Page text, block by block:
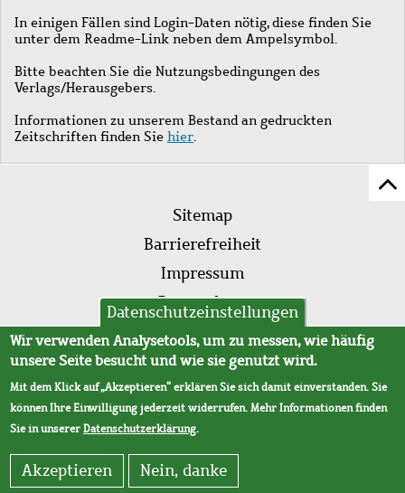
In einigen Fällen sind Login-Daten nötig, diese finden Sie
unter dem Readme-Link neben dem Ampelsymbol.
Bitte beachten Sie die Nutzungsbedingungen des
Verlags/Herausgebers.
Informationen zu unserem Bestand an gedruckten
Zeitschriften finden Sie hier.
Fußleistenmenü
Sitemap
Barrierefreiheit
Impressum
Datenschutz
AVB
Datenschutzeinstellungen
Wir verwenden Analysetools, um zu messen, wie häufig
unsere Seite besucht und wie sie genutzt wird.
Mit dem Klick auf „Akzeptieren“ erklären Sie sich damit einverstanden. Sie
können Ihre Einwilligung jederzeit widerrufen. Mehr Informationen finden
Sie in unsererDatenschutzerklärung.
Akzeptieren Nein, danke